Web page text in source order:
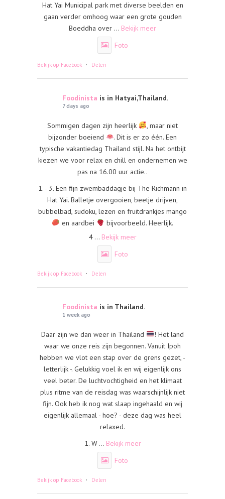
Hat Yai Municipal park met diverse beelden en
gaan verder omhoog waar een grote gouden
Boeddha over ... Bekijk meer
Foto
Bekijk op Facebook · Delen
Foodinista is in Hatyai,Thailand.
7 days ago
Sommigen dagen zijn heerlijk
, maar niet
bijzonder boeiend
. Dit is er zo één. Een
typische vakantiedag Thailand stijl. Na het ontbijt
kiezen we voor relax en chill en ondernemen we
pas na 16.00 uur actie..
1. - 3. Een fijn zwembaddagje bij The Richmann in
Hat Yai. Balletje overgooien, beetje drijven,
bubbelbad, sudoku, lezen en fruitdrankjes mango
en aardbei
bijvoorbeeld. Heerlijk.
4 ... Bekijk meer
Foto
Bekijk op Facebook · Delen
Foodinista is in Thailand.
1 week ago
Daar zijn we dan weer in Thailand
! Het land
waar we onze reis zijn begonnen. Vanuit Ipoh
hebben we vlot een stap over de grens gezet, -
letterlijk -. Gelukkig voel ik en wij eigenlijk ons
veel beter. De luchtvochtigheid en het klimaat
plus ritme van de reisdag was waarschijnlijk niet
fijn. Ook heb ik nog wat slaap ingehaald en wij
eigenlijk allemaal - hoe? - deze dag was heel
relaxed.
1. W ... Bekijk meer
Foto
Bekijk op Facebook · Delen